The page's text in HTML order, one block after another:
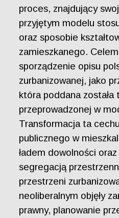
proces, znajdujący
przyjętym modelu
oraz sposobie
zamieszkanego.
sporządzenie opisu
zurbanizowanej, jako
która poddana została
przeprowadzonej w
Transformacja ta
publicznego w
ładem dowolności oraz
segregacją
przestrzeni
neoliberalnym objęły
prawny, planowanie